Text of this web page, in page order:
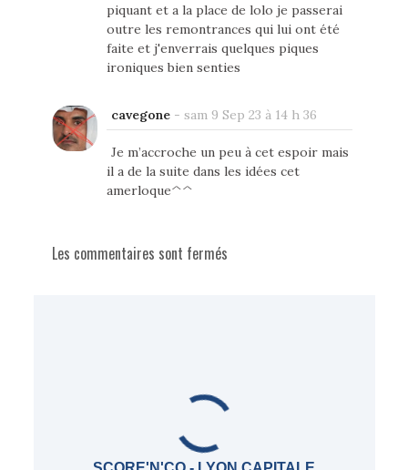
piquant et a la place de lolo je passerai
outre les remontrances qui lui ont été
faite et j'enverrais quelques piques
ironiques bien senties
cavegone- sam 9 Sep 23 à 14 h 36
Je m’accroche un peu à cet espoir mais
il a de la suite dans les idées cet
amerloque^^
Les commentaires sont fermés